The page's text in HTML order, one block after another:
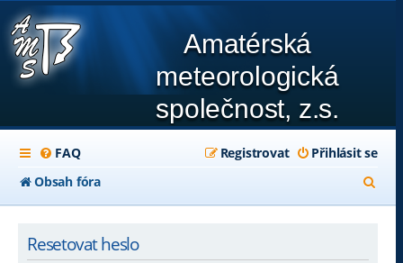
Amatérská
meteorologická
společnost, z.s.
FAQ Přihlásit se
Registrovat
Obsah fóra
l
Resetovat heslo